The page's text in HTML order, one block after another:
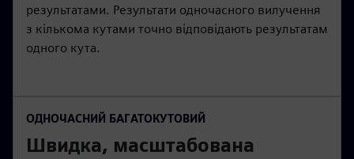
результатами. Результати одночасного вилучення
з кількома кутами точно відповідають результатам
одного кута.
ОДНОЧАСНИЙ БАГАТОКУТОВИЙ
Швидка, масштабована